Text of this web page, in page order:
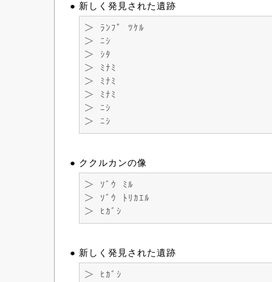
● 新しく発見された遺跡
＞ ﾗﾝﾌﾟ ﾂｹﾙ
＞ ﾆｼ
＞ ｼﾀ
＞ ﾐﾅﾐ
＞ ﾐﾅﾐ
＞ ﾐﾅﾐ
＞ ﾆｼ
＞ ﾆｼ
● ククルカンの像
＞ ｿﾞｳ ﾐﾙ
＞ ｿﾞｳ ﾄﾘｶｴﾙ
＞ ﾋｶﾞｼ
● 新しく発見された遺跡
＞ ﾋｶﾞｼ